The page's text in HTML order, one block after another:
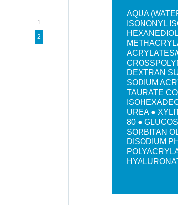
1
2
AQUA
ISONONYL
DEXTRAN
SODIUM
TAURATE
UREA ●
80 ●
SORBITAN
DISODIUM